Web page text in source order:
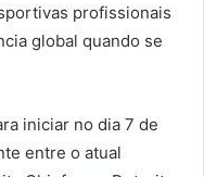
profissionais
global quando se
iniciar no dia 7 de
entre o atual